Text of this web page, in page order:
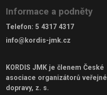
Informace a podněty
Telefon: 5 4317 4317
info@kordis-jmk.cz
KORDIS JMK je členem České
asociace organizátorů veřejné
dopravy, z. s.